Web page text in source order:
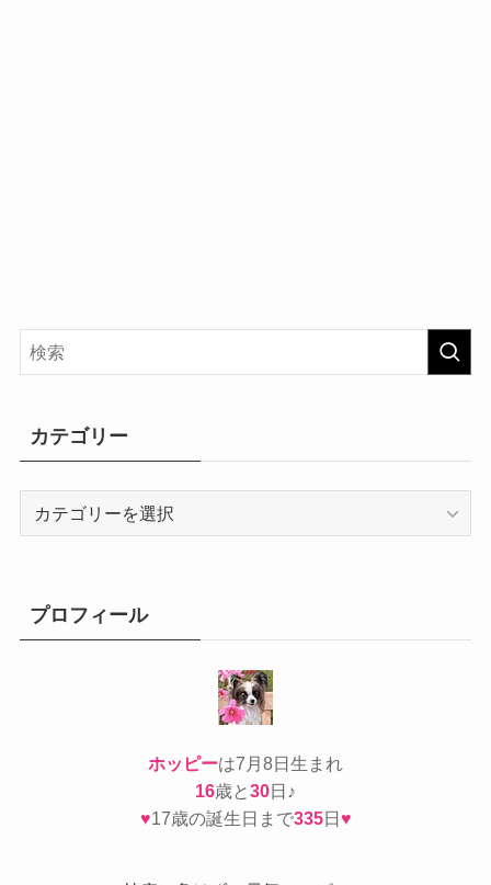
カテゴリー
ープロフィール
ホッピーは7月8日生まれ
16歳と30日♪
♥17歳の誕生日まで335日♥